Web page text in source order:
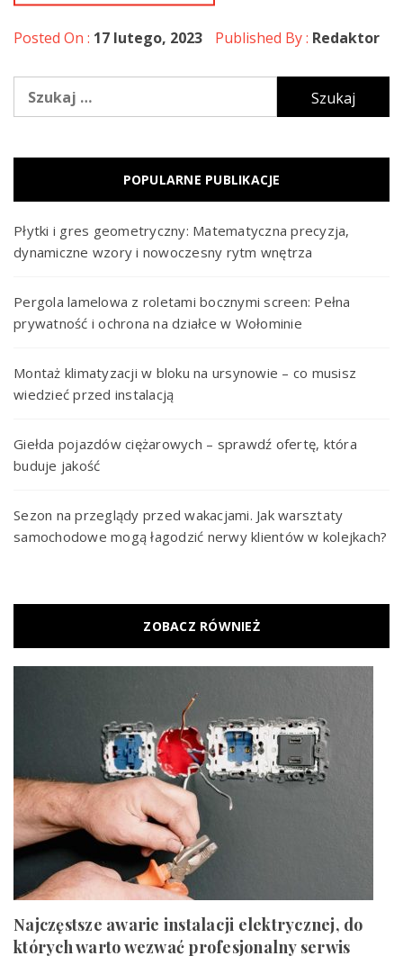
Posted On : 17 lutego, 2023 Published By : Redaktor
Szukaj:
POPULARNE PUBLIKACJE
Płytki i gres geometryczny: Matematyczna precyzja,
dynamiczne wzory i nowoczesny rytm wnętrza
Pergola lamelowa z roletami bocznymi screen: Pełna
prywatność i ochrona na działce w Wołominie
Montaż klimatyzacji w bloku na ursynowie – co musisz
wiedzieć przed instalacją
Giełda pojazdów ciężarowych – sprawdź ofertę, która
buduje jakość
Sezon na przeglądy przed wakacjami. Jak warsztaty
samochodowe mogą łagodzić nerwy klientów w kolejkach?
ZOBACZ RÓWNIEŻ
Najczęstsze awarie instalacji elektrycznej, do
których warto wezwać profesjonalny serwis